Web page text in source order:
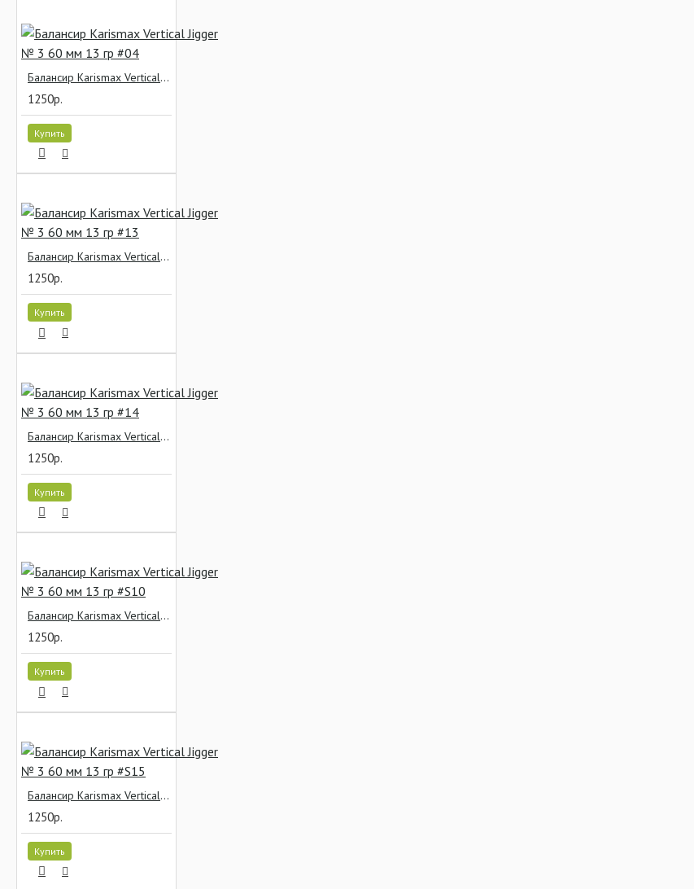
Балансир Karismax Vertical Jigger № 3 60 мм 13 гр #04
1250р.
Купить
Балансир Karismax Vertical Jigger № 3 60 мм 13 гр #13
1250р.
Купить
Балансир Karismax Vertical Jigger № 3 60 мм 13 гр #14
1250р.
Купить
Балансир Karismax Vertical Jigger № 3 60 мм 13 гр #S10
1250р.
Купить
Балансир Karismax Vertical Jigger № 3 60 мм 13 гр #S15
1250р.
Купить